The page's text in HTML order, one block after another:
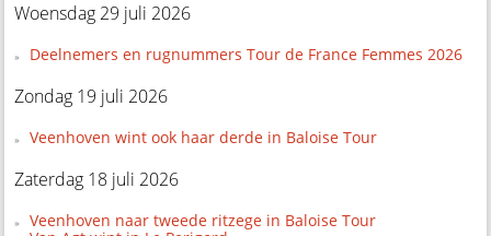
Woensdag 29 juli 2026
Deelnemers en rugnummers Tour de France Femmes 2026
Zondag 19 juli 2026
Veenhoven wint ook haar derde in Baloise Tour
Zaterdag 18 juli 2026
Veenhoven naar tweede ritzege in Baloise Tour